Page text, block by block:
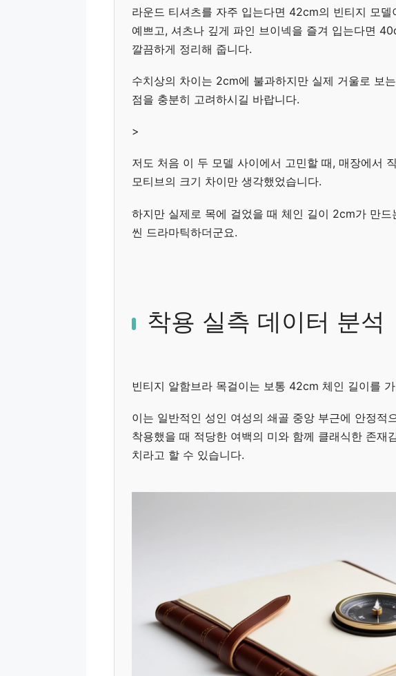
라운드 티셔츠를 자주 입는다면 42cm의 빈티지 모
예쁘고, 셔츠나 깊게 파인 브이넥을 즐겨 입는다면
깔끔하게 정리해 줍니다.
수치상의 차이는 2cm에 불과하지만 실제 거울로 보
점을 충분히 고려하시길 바랍니다.
>
저도 처음 이 두 모델 사이에서 고민할 때, 매장에서
모티브의 크기 차이만 생각했었습니다.
하지만 실제로 목에 걸었을 때 체인 길이 2cm가 만
씬 드라마틱하더군요.
착용 실측 데이터 분석
빈티지 알함브라 목걸이는 보통 42cm 체인 길이를
이는 일반적인 성인 여성의 쇄골 중앙 부근에 안정적
착용했을 때 적당한 여백의 미와 함께 클래식한 존재
치라고 할 수 있습니다.